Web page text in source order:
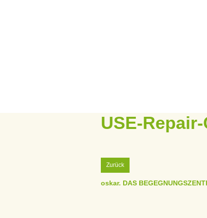
USE-
Zurück
oskar. DAS